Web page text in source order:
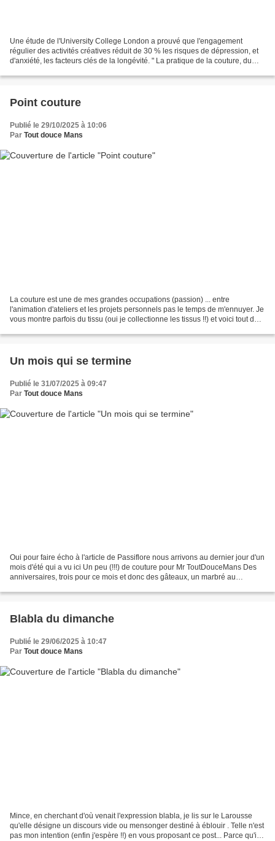
Une étude de l'University College London a prouvé que l'engagement
régulier des activités créatives réduit de 30 % les risques de dépression, et
d'anxiété, les facteurs clés de la longévité. " La pratique de la couture, du
Point couture
Publié le 29/10/2025 à 10:06
Par Tout douce Mans
La couture est une de mes grandes occupations (passion) ... entre
l'animation d'ateliers et les projets personnels pas le temps de m'ennuyer. Je
vous montre parfois du tissu (oui je collectionne les tissus !!) et voici tout de
Un mois qui se termine
Publié le 31/07/2025 à 09:47
Par Tout douce Mans
Oui pour faire écho à l'article de Passiflore nous arrivons au dernier jour d'un
mois d'été qui a vu ici Un peu (!!!) de couture pour Mr ToutDouceMans Des
anniversaires, trois pour ce mois et donc des gâteaux, un marbré au
Blabla du dimanche
Publié le 29/06/2025 à 10:47
Par Tout douce Mans
Mince, en cherchant d'où venait l'expression blabla, je lis sur le Larousse
qu'elle désigne un discours vide ou mensonger destiné à éblouir . Telle n'est
pas mon intention (enfin j'espère !!) en vous proposant ce post... Parce qu'il